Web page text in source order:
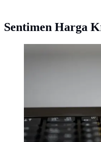
Sentimen Harga
Ilustrasi bitcoin (Foto: